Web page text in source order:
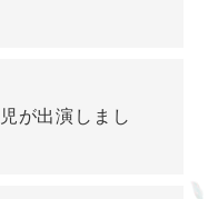
が出演しまし